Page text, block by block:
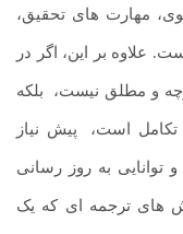
مهارت های تحقیق،
علاوه بر این، اگر در
و مطلق نیست، بلکه
تکامل است، پیش نیاز
توانایی به روز رسانی
های ترجمه ای که یک